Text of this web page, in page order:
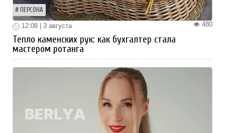
ПЕРСОНА
480
12:08 | 3 августа
Тепло каменских рук: как бухгалтер стала
мастером ротанга